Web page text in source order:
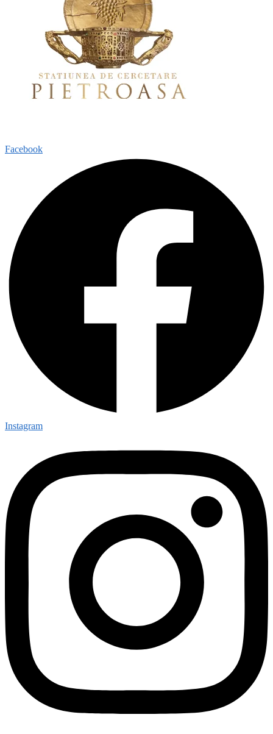
Facebook
Instagram